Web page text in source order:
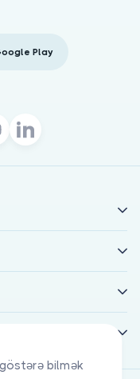
bilmək
Play